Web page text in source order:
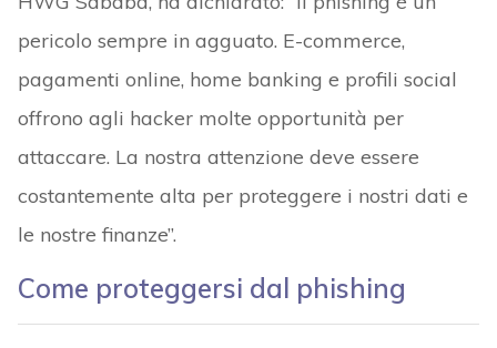
pericolo sempre in agguato. E-commerce,
pagamenti online, home banking e profili social
offrono agli hacker molte opportunità per
attaccare. La nostra attenzione deve essere
costantemente alta per proteggere i nostri dati e
le nostre finanze”.
Come proteggersi dal phishing